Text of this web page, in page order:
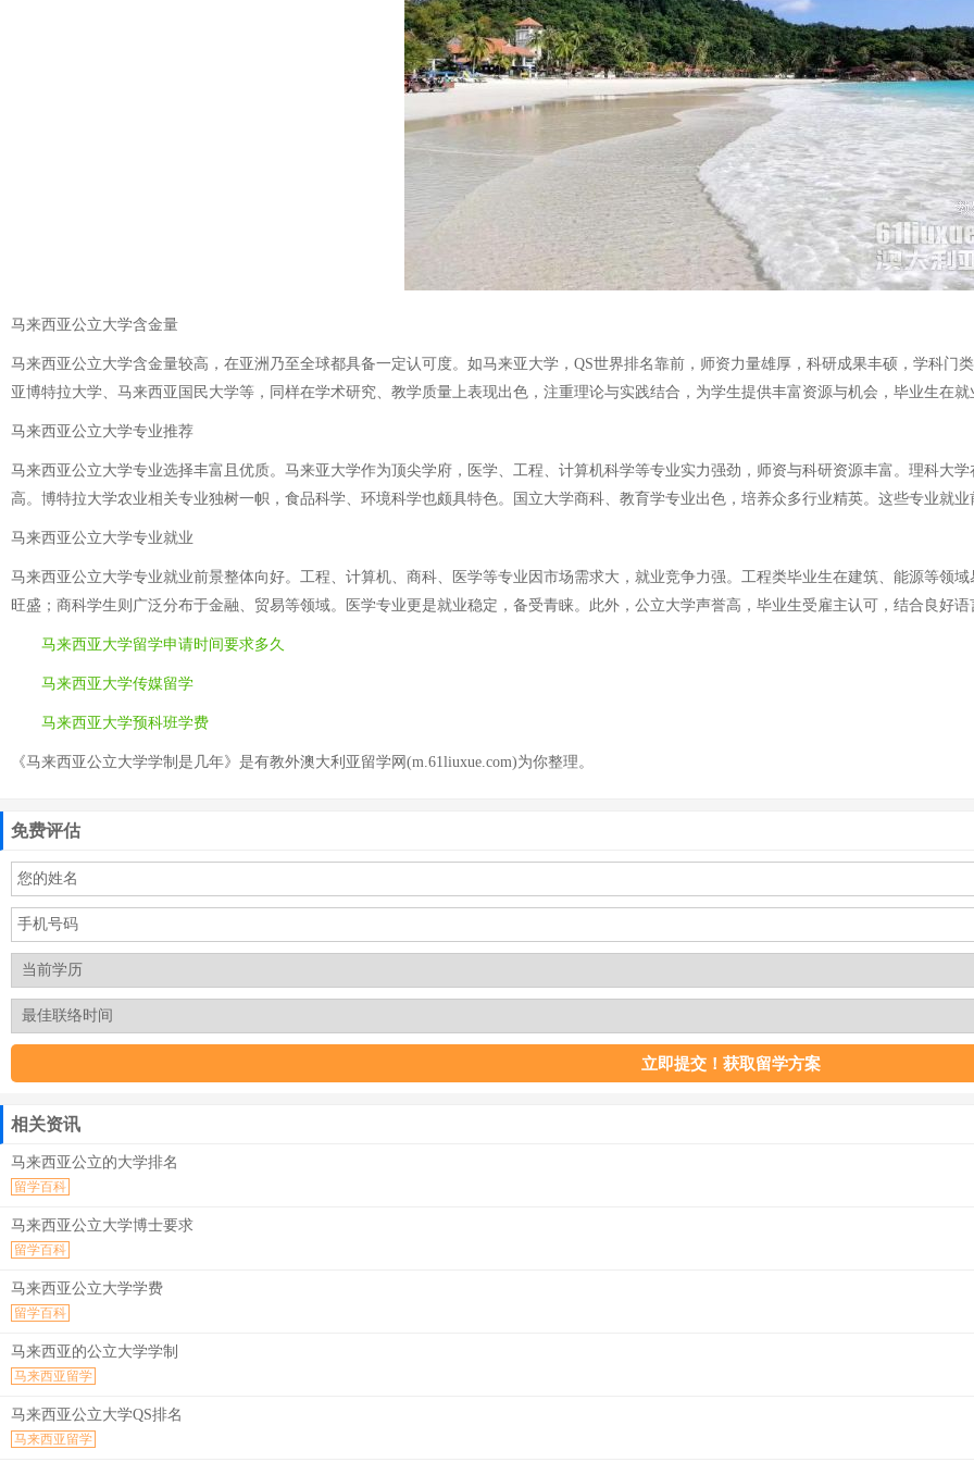
马来西亚公立大学含金量
马来西亚公立大学含金量较高，在亚洲乃至全球都具备一定认可度。如马来亚大学，QS世界排名靠前，师资力量雄厚，科研成果丰硕，学科门
亚博特拉大学、马来西亚国民大学等，同样在学术研究、教学质量上表现出色，注重理论与实践结合，为学生提供丰富资源与机会，毕业生在
马来西亚公立大学专业推荐
马来西亚公立大学专业选择丰富且优质。马来亚大学作为顶尖学府，医学、工程、计算机科学等专业实力强劲，师资与科研资源丰富。理科大
高。博特拉大学农业相关专业独树一帜，食品科学、环境科学也颇具特色。国立大学商科、教育学专业出色，培养众多行业精英。这些专业就
马来西亚公立大学专业就业
马来西亚公立大学专业就业前景整体向好。工程、计算机、商科、医学等专业因市场需求大，就业竞争力强。工程类毕业生在建筑、能源等领
旺盛；商科学生则广泛分布于金融、贸易等领域。医学专业更是就业稳定，备受青睐。此外，公立大学声誉高，毕业生受雇主认可，结合良好
马来西亚大学留学申请时间要求多久
马来西亚大学传媒留学
马来西亚大学预科班学费
《马来西亚公立大学学制是几年》是有教外澳大利亚留学网(m.61liuxue.com)为你整理。
免费评估
相关资讯
马来西亚公立的大学排名
留学百科
马来西亚公立大学博士要求
留学百科
马来西亚公立大学学费
留学百科
马来西亚的公立大学学制
马来西亚留学
马来西亚公立大学QS排名
马来西亚留学